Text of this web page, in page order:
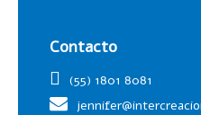
Contacto
(55) 1801 8081